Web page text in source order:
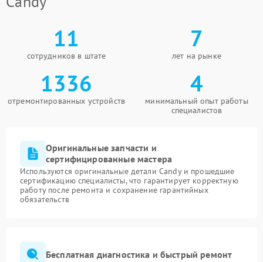
11
сотрудников в штате
7
лет на рынке
1336
отремонтированных устройств
4
минимальный опыт работы
специалистов
Оригинальные запчасти и
сертифицированные мастера
Используются оригинальные детали Candy и прошедшие
сертификацию специалисты, что гарантирует корректную
работу после ремонта и сохранение гарантийных
обязательств
Бесплатная диагностика и быстрый ремонт